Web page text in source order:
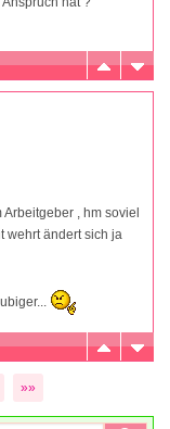
, hm soviel
wehrt ändert sich ja
»»